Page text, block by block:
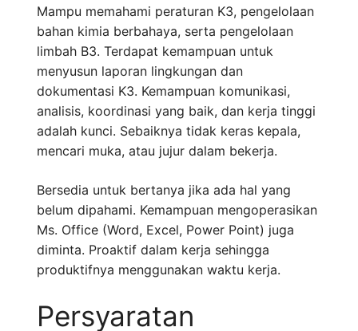
Mampu memahami peraturan K3, pengelolaan
bahan kimia berbahaya, serta pengelolaan
limbah B3. Terdapat kemampuan untuk
menyusun laporan lingkungan dan
dokumentasi K3. Kemampuan komunikasi,
analisis, koordinasi yang baik, dan kerja tinggi
adalah kunci. Sebaiknya tidak keras kepala,
mencari muka, atau jujur dalam bekerja.
Bersedia untuk bertanya jika ada hal yang
belum dipahami. Kemampuan mengoperasikan
Ms. Office (Word, Excel, Power Point) juga
diminta. Proaktif dalam kerja sehingga
produktifnya menggunakan waktu kerja.
Persyaratan